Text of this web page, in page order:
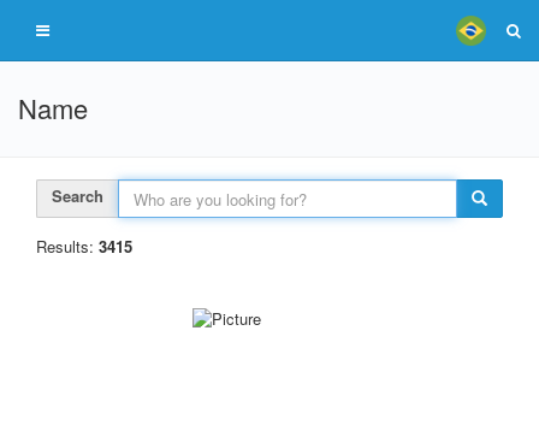
Name
Search
Results: 3415